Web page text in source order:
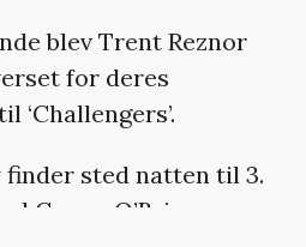
blev Trent Reznor
for deres
‘Challengers’.
sted natten til 3.
Conan O’Brien som